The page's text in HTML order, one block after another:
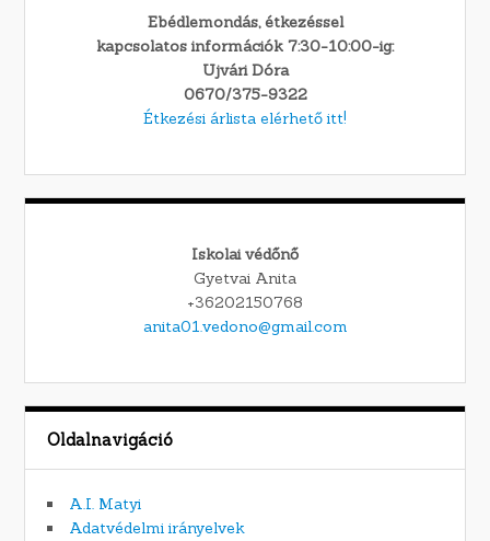
Ebédlemondás, étkezéssel
kapcsolatos információk 7:30-10:00-ig:
Ujvári Dóra
0670/375-9322
Étkezési árlista elérhető itt!
Iskolai védőnő
Gyetvai Anita
+36202150768
anita01.vedono@gmail.com
Oldalnavigáció
A.I. Matyi
Adatvédelmi irányelvek